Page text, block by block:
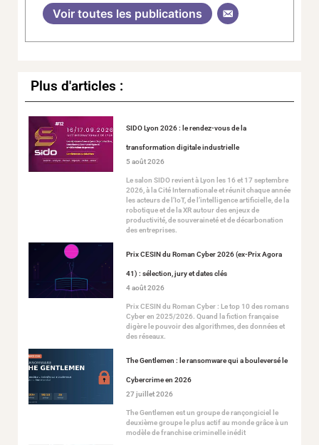
Voir toutes les publications
Plus d'articles :
SIDO Lyon 2026 : le rendez-vous de la
transformation digitale industrielle
5 août 2026
Le salon SIDO revient à Lyon les 16 et 17 septembre
2026, à la Cité Internationale et réunit chaque année
les acteurs de l’IoT, de l’intelligence artificielle, de la
robotique et de la XR autour des enjeux de
productivité, de souveraineté et de décarbonation
des entreprises.
Prix CESIN du Roman Cyber 2026 (ex-Prix Agora
41) : sélection, jury et dates clés
4 août 2026
Prix CESIN du Roman Cyber : Le top 10 des romans
Cyber en 2025/2026. Quand la fiction française
digère le pouvoir des algorithmes, des données et
des réseaux.
The Gentlemen : le ransomware qui a bouleversé le
Cybercrime en 2026
27 juillet 2026
The Gentlemen est un groupe de rançongiciel le
deuxième groupe le plus actif au monde grâce à un
modèle de franchise criminelle inédit